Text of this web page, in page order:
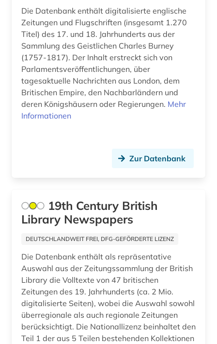
dokumentation (3)
dokumentenserver (1)
donezk (ukraine) (1)
drittes reich (2)
druckgraphik (1)
engels (1)
enthüllungsjournalismus (1)
entwicklung (1)
entwicklungen (1)
entwicklungsländer (3)
Russland, Sowjetunion (28)
Sachsen-Anhalt (1)
Schweden (1)
Schweiz (2)
Serbien (3)
Skandinavien (1)
Suedosteuropa (6)
Thueringen (1)
Tuerkei (1)
USA (13)
Ukraine (8)
Ungarn (2)
Die Datenbank enthält digitalisierte englische
Zeitungen und Flugschriften (insgesamt 1.270
Titel) des 17. und 18. Jahrhunderts aus der
Sammlung des Geistlichen Charles Burney
(1757-1817). Der Inhalt erstreckt sich von
Parlamentsveröffentlichungen, über
tagesaktuelle Nachrichten aus London, dem
Britischen Empire, den Nachbarländern und
deren Königshäusern oder Regierungen. Mehr
Informationen
Zur Datenbank
19th Century British
Library Newspapers
DEUTSCHLANDWEIT FREI, DFG-GEFÖRDERTE LIZENZ
Die Datenbank enthält als repräsentative
Auswahl aus der Zeitungssammlung der British
Library die Volltexte von 47 britischen
Zeitungen des 19. Jahrhunderts (ca. 2 Mio.
digitalisierte Seiten), wobei die Auswahl sowohl
überregionale als auch regionale Zeitungen
berücksichtigt. Die Nationallizenz beinhaltet den
Teil 1 der aus 5 Teilen bestehenden Kollektionen